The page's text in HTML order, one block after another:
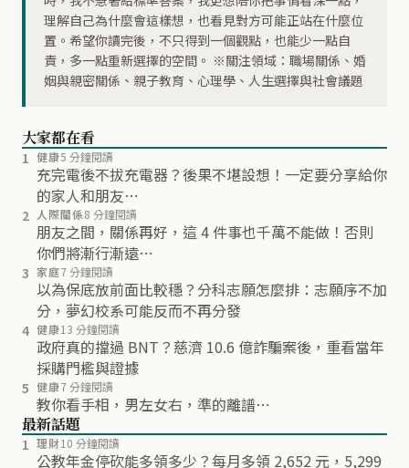
理解自己為什麼會這樣想，也看見對方可能正站在什麼位
置。希望你讀完後，不只得到一個觀點，也能少一點自
責，多一點重新選擇的空間。 ※關注領域：職場關係、婚
姻與親密關係、親子教育、心理學、人生選擇與社會議題
大家都在看
1 健康5 分鐘閱讀
充完電後不拔充電器？後果不堪設想！一定要分享給你
的家人和朋友…
2 人際關係8 分鐘閱讀
朋友之間，關係再好，這 4 件事也千萬不能做！否則
你們將漸行漸遠…
3 家庭7 分鐘閱讀
以為保底放前面比較穩？分科志願怎麼排：志願序不加
分，夢幻校系可能反而不再分發
4 健康13 分鐘閱讀
政府真的擋過 BNT？慈濟 10.6 億詐騙案後，重看當年
採購門檻與證據
5 健康7 分鐘閱讀
教你看手相，男左女右，準的離譜…
最新話題
1 理財10 分鐘閱讀
公教年金停砍能多領多少？每月多領 2,652 元，5,299